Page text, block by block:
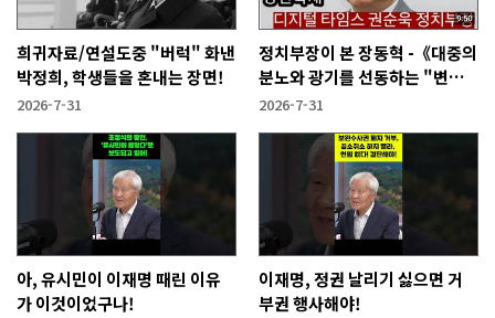
희귀자료/연설도중 "버럭" 화낸
박정희, 학생들을 혼내는 장면!
2026-7-31
정치부장이 본 장동혁 -《대중의
분노와 광기를 선동하는 "변종
인민주주의자"》
2026-7-31
아, 유시민이 이재명 때린 이유
가 이것이었구나!
이재명, 정권 날리기 싫으면 거
부권 행사해야!